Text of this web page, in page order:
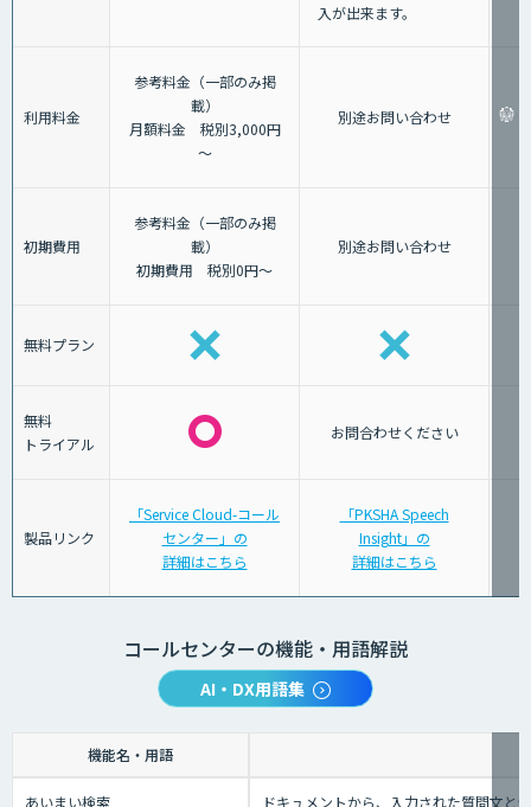
入が出来ます。
利用料金
参考料金（一部のみ掲
載）
月額料金 税別3,000円
～
別途お問い合わせ
初期費用
参考料金（一部のみ掲
載）
初期費用 税別0円～
別途お問い合わせ
無料プラン
無料
トライアル
お問合わせください
製品リンク
「Service Cloud-コール
センター」の
詳細はこちら
「PKSHA Speech
Insight」の
詳細はこちら
コールセンターの機能・用語解説
AI・DX用語集
機能名・用語
あいまい検索 ドキュメントから、入力された質問文と